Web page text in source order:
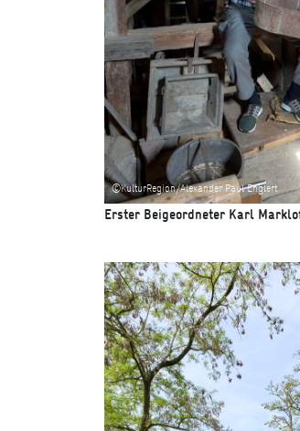
©KulturRegion/Alexander Paul Englert
Erster Beigeordneter Karl